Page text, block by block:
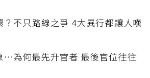
？不只路線之爭 4大異行都讓人嘆
…為何最先升官者 最後官位往往